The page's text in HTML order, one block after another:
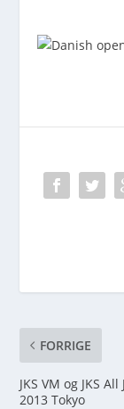
FORRIGE
JKS VM og JKS All
2013 Tokyo